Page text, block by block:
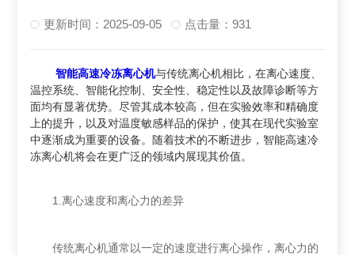
更新时间：2025-09-05 点击量：931
智能高速冷冻离心机与传统离心机相比，在离心速度、
温控系统、智能化控制、安全性、稳定性以及故障诊断等方
面均有显著优势。尽管其成本较高，但在实验效率和精确度
上的提升，以及对温度敏感样品的保护，使其在现代实验室
中逐渐成为重要的设备。随着技术的不断进步，智能高速冷
冻离心机将会在更广泛的领域内展现其价值。
1.离心速度和离心力的差异
传统离心机通常以一定的速度进行离心操作，离心力的